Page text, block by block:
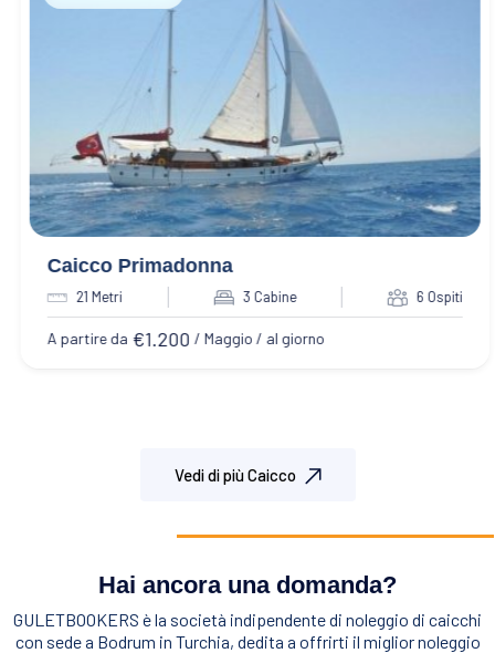
Caicco Primadonna
21 Metri 3 Cabine 6 Ospiti
A partire da €1.200 / Maggio / al giorno
Vedi di più Caicco
Hai ancora una domanda?
GULETBOOKERS è la società indipendente di noleggio di caicchi
con sede a Bodrum in Turchia, dedita a offrirti il miglior noleggio